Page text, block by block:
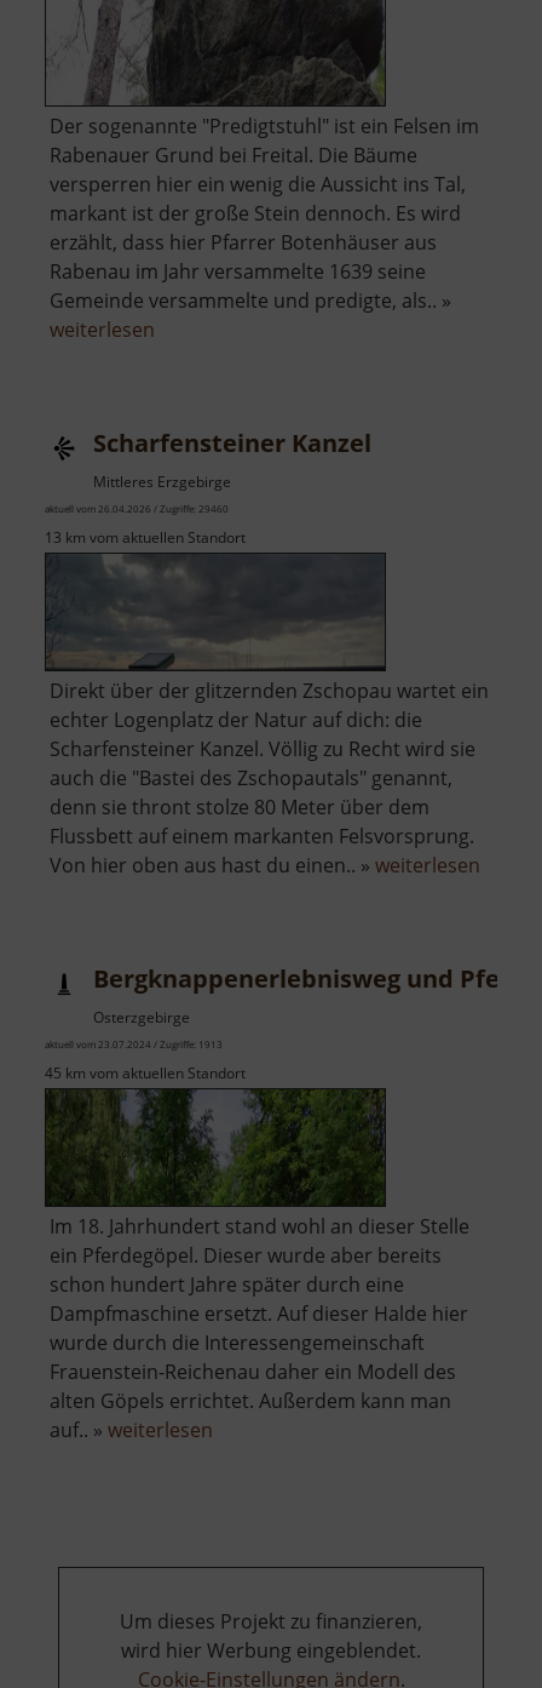
Der sogenannte "Predigtstuhl" ist ein Felsen im
Rabenauer Grund bei Freital. Die Bäume
versperren hier ein wenig die Aussicht ins Tal,
markant ist der große Stein dennoch. Es wird
erzählt, dass hier Pfarrer Botenhäuser aus
Rabenau im Jahr versammelte 1639 seine
Gemeinde versammelte und predigte, als.. »
weiterlesen
Scharfensteiner Kanzel
Mittleres Erzgebirge
aktuell vom 26.04.2026 / Zugriffe: 29460
13 km vom aktuellen Standort
Direkt über der glitzernden Zschopau wartet ein
echter Logenplatz der Natur auf dich: die
Scharfensteiner Kanzel. Völlig zu Recht wird sie
auch die "Bastei des Zschopautals" genannt,
denn sie thront stolze 80 Meter über dem
Flussbett auf einem markanten Felsvorsprung.
Von hier oben aus hast du einen.. » weiterlesen
Bergknappenerlebnisweg und
Osterzgebirge
aktuell vom 23.07.2024 / Zugriffe: 1913
45 km vom aktuellen Standort
Im 18. Jahrhundert stand wohl an dieser Stelle
ein Pferdegöpel. Dieser wurde aber bereits
schon hundert Jahre später durch eine
Dampfmaschine ersetzt. Auf dieser Halde hier
wurde durch die Interessengemeinschaft
Frauenstein-Reichenau daher ein Modell des
alten Göpels errichtet. Außerdem kann man
auf.. » weiterlesen
Um dieses Projekt zu finanzieren,
wird hier Werbung eingeblendet.
Cookie-Einstellungen ändern.